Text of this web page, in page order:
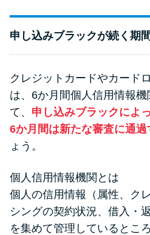
みずほ銀行
せ方法
申し込みブラックが続く期間
クレジットカードやカード
は、6か月間個人信用情報
て、 申し込みブラックによ
6か月間は新たな審査に通
ょう。
個人信用情報機関とは
個人の信用情報（属性、ク
シングの契約状況、借入・
を集めて管理しているとこ